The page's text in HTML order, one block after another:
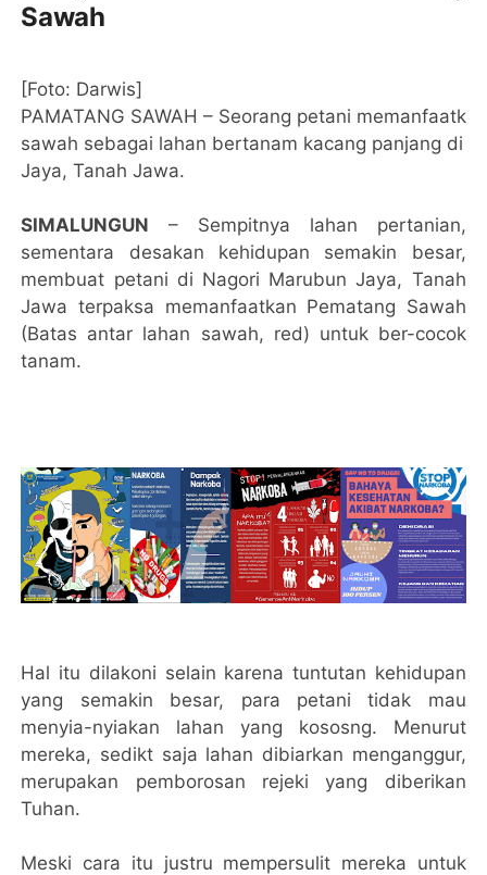
Sawah
[Foto: Darwis]
PAMATANG SAWAH – Seorang petani
sawah sebagai lahan bertanam kacang panjang di
Jaya, Tanah Jawa.
SIMALUNGUN – Sempitnya lahan pertanian,
sementara desakan kehidupan semakin besar,
membuat petani di Nagori Marubun Jaya, Tanah
Jawa terpaksa memanfaatkan Pematang Sawah
(Batas antar lahan sawah, red) untuk ber-cocok
tanam.
Hal itu dilakoni selain karena tuntutan kehidupan
yang semakin besar, para petani tidak mau
menyia-nyiakan lahan yang kososng. Menurut
mereka, sedikt saja lahan dibiarkan menganggur,
merupakan pemborosan rejeki yang diberikan
Tuhan.
Meski cara itu justru mempersulit mereka untuk